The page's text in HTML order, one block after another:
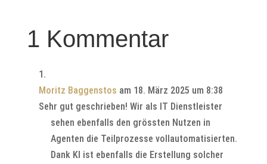
1 Kommentar
Moritz Baggenstos am 18. März 2025 um 8:38
Sehr gut geschrieben! Wir als IT Dienstleister
sehen ebenfalls den grössten Nutzen in
Agenten die Teilprozesse vollautomatisierten.
Dank KI ist ebenfalls die Erstellung solcher